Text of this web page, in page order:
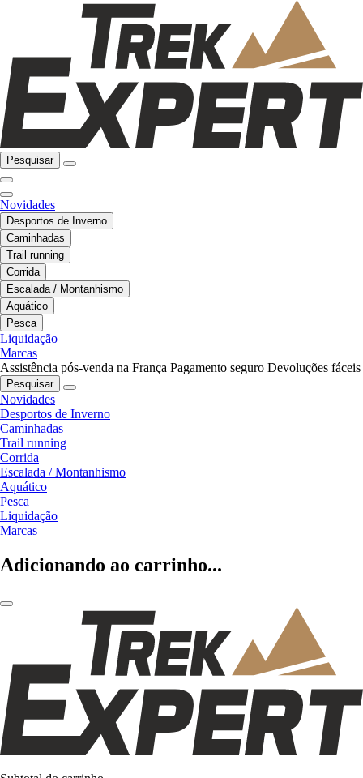
Pesquisar
Novidades
Desportos de Inverno
Caminhadas
Trail running
Corrida
Escalada / Montanhismo
Aquático
Pesca
Liquidação
Marcas
Assistência pós-venda na França Pagamento seguro Devoluções fáceis
Pesquisar
Novidades
Desportos de Inverno
Caminhadas
Trail running
Corrida
Escalada / Montanhismo
Aquático
Pesca
Liquidação
Marcas
Adicionando ao carrinho...